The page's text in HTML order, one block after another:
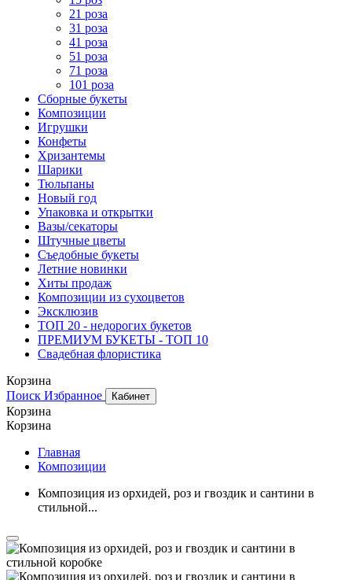
21 роза
31 роза
41 роза
51 роза
71 роза
101 роза
Сборные букеты
Композиции
Игрушки
Конфеты
Хризантемы
Шарики
Тюльпаны
Новый год
Упаковка и открытки
Вазы/секаторы
Штучные цветы
Съедобные букеты
Летние новинки
Хиты продаж
Композиции из сухоцветов
Эксклюзив
ТОП 20 - недорогих букетов
ПРЕМИУМ БУКЕТЫ - ТОП 10
Свадебная флористика
Корзина
Поиск Избранное Кабинет
Корзина
Корзина
Главная
Композиции
Композиция из орхидей, роз и гвоздик и сантини в
стильной...